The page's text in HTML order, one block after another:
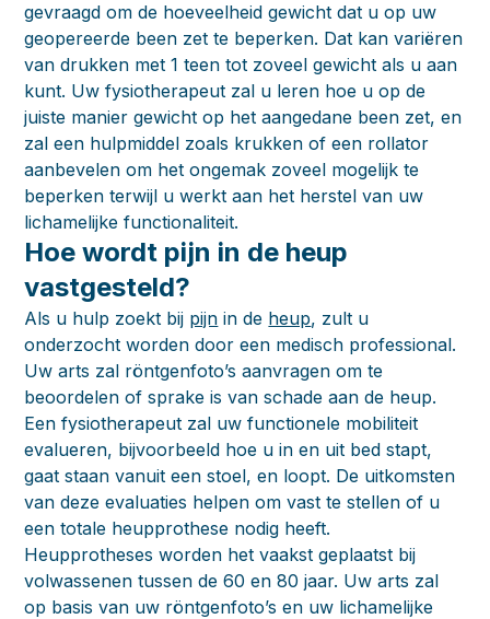
gevraagd om de hoeveelheid gewicht dat u op uw
geopereerde been zet te beperken. Dat kan variëren
van drukken met 1 teen tot zoveel gewicht als u aan
kunt. Uw fysiotherapeut zal u leren hoe u op de
juiste manier gewicht op het aangedane been zet, en
zal een hulpmiddel zoals krukken of een rollator
aanbevelen om het ongemak zoveel mogelijk te
beperken terwijl u werkt aan het herstel van uw
lichamelijke functionaliteit.
Hoe wordt pijn in de heup
vastgesteld?
Als u hulp zoekt bij pijn in de heup, zult u
onderzocht worden door een medisch professional.
Uw arts zal röntgenfoto’s aanvragen om te
beoordelen of sprake is van schade aan de heup.
Een fysiotherapeut zal uw functionele mobiliteit
evalueren, bijvoorbeeld hoe u in en uit bed stapt,
gaat staan vanuit een stoel, en loopt. De uitkomsten
van deze evaluaties helpen om vast te stellen of u
een totale heupprothese nodig heeft.
Heupprotheses worden het vaakst geplaatst bij
volwassenen tussen de 60 en 80 jaar. Uw arts zal
op basis van uw röntgenfoto’s en uw lichamelijke